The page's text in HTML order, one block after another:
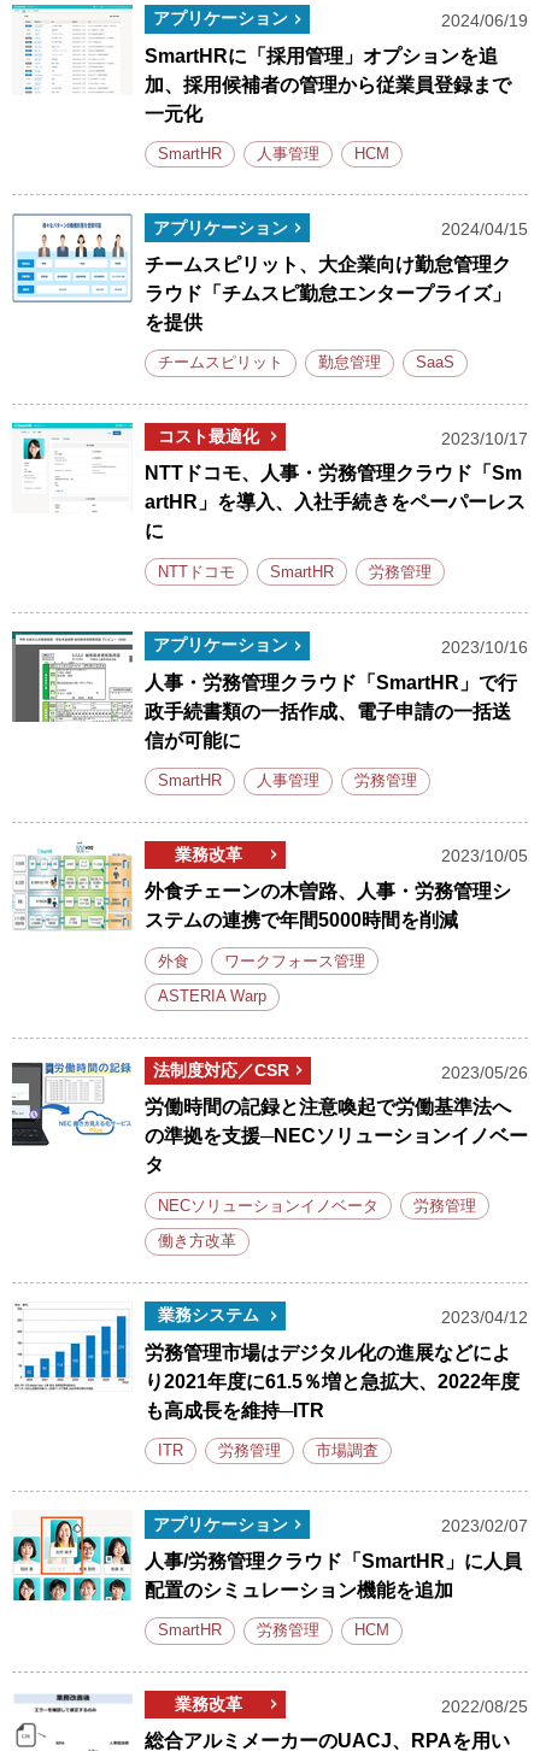
アプリケーション 2024/06/19
SmartHRに「採用管理」オプションを追
加、採用候補者の管理から従業員登録まで
一元化
SmartHR 人事管理 HCM
アプリケーション 2024/04/15
チームスピリット、大企業向け勤怠管理ク
ラウド「チムスピ勤怠エンタープライズ」
を提供
チームスピリット 勤怠管理 SaaS
コスト最適化 2023/10/17
NTTドコモ、人事・労務管理クラウド「Sm
artHR」を導入、入社手続きをペーパーレス
に
NTTドコモ SmartHR 労務管理
アプリケーション 2023/10/16
人事・労務管理クラウド「SmartHR」で行
政手続書類の一括作成、電子申請の一括送
信が可能に
SmartHR 人事管理 労務管理
業務改革 2023/10/05
外食チェーンの木曽路、人事・労務管理シ
ステムの連携で年間5000時間を削減
外食 ワークフォース管理
ASTERIA Warp
法制度対応／CSR 2023/05/26
労働時間の記録と注意喚起で労働基準法へ
の準拠を支援─NECソリューションイノベー
タ
NECソリューションイノベータ 労務管理
働き方改革
業務システム 2023/04/12
労務管理市場はデジタル化の進展などによ
り2021年度に61.5％増と急拡大、2022年度
も高成長を維持─ITR
ITR 労務管理 市場調査
アプリケーション 2023/02/07
人事/労務管理クラウド「SmartHR」に人員
配置のシミュレーション機能を追加
SmartHR 労務管理 HCM
業務改革 2022/08/25
総合アルミメーカーのUACJ、RPAを用い